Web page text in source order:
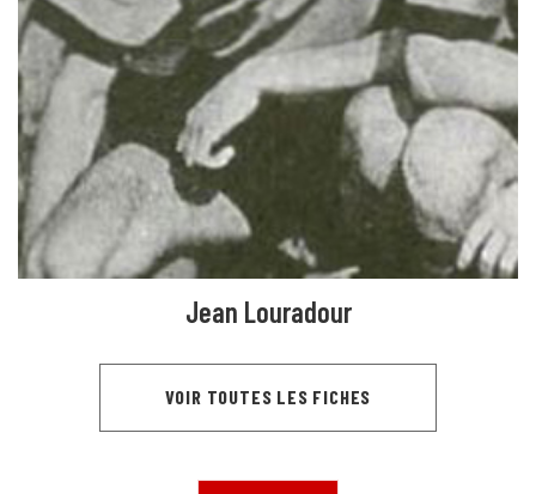
Jean Louradour
VOIR TOUTES LES FICHES